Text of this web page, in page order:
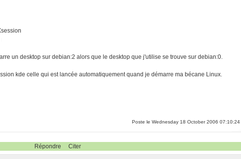
un desktop sur debian:2 alors que le desktop que j'utilise se trouve sur debian:0.
kde celle qui est lancée automatiquement quand je démarre ma bécane Linux.
Poste le Wednesday 18 October 2006 07:10:24
Répondre Citer